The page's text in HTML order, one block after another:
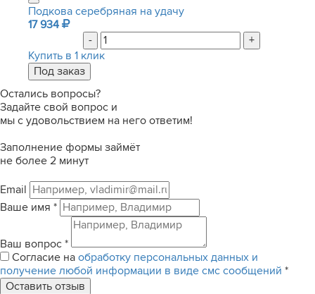
Подкова серебряная на удачу
17 934
-
+
Купить в 1 клик
Остались вопросы?
Задайте свой вопрос и
мы с удовольствием на него ответим!
Заполнение формы займёт
не более 2 минут
Email
Ваше имя *
Ваш вопрос *
Согласие на обработку персональных данных и
получение любой информации в виде смс сообщений *